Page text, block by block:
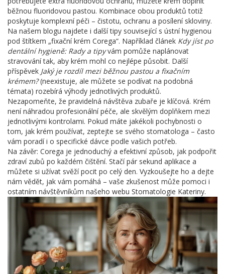
běžnou fluoridovou pastou. Kombinace obou produktů totiž
poskytuje komplexní péči – čistotu, ochranu a posílení skloviny.
Na našem blogu najdete i další tipy související s ústní hygienou
pod štítkem „fixační krém Corega“. Například článek Kdy jíst po
dentální hygieně: Rady a tipyvám pomůže naplánovat
stravování tak, aby krém mohl co nejlépe působit. Další
příspěvek Jaký je rozdíl mezi běžnou pastou a fixačním
krémem?(neexistuje, ale můžete se podívat na podobná
témata) rozebírá výhody jednotlivých produktů.
Nezapomeňte, že pravidelná návštěva zubaře je klíčová. Krém
není náhradou profesionální péče, ale skvělým doplňkem mezi
jednotlivými kontrolami. Pokud máte jakékoli pochybnosti o
tom, jak krém používat, zeptejte se svého stomatologa – často
vám poradí i o specifické dávce podle vašich potřeb.
Na závěr: Corega je jednoduchý a efektivní způsob, jak podpořit
zdraví zubů po každém čištění. Stačí pár sekund aplikace a
můžete si užívat svěží pocit po celý den. Vyzkoušejte ho a dejte
nám vědět, jak vám pomáhá – vaše zkušenost může pomoci i
ostatním návštěvníkům našeho webu Stomatologie Kateriny.